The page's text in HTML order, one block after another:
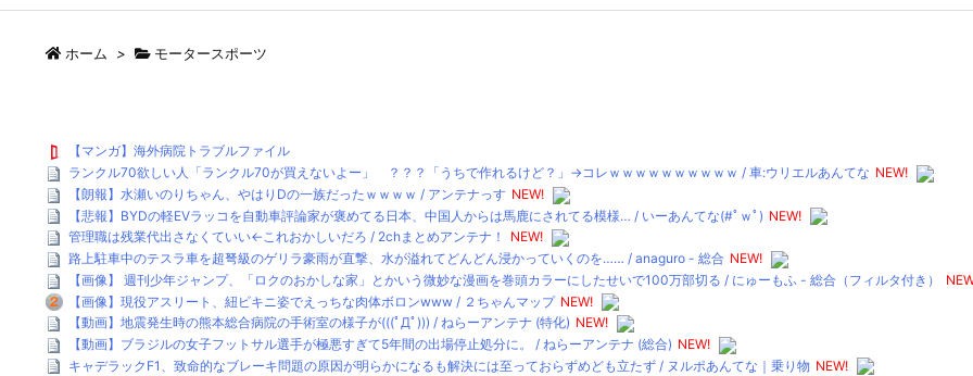
ホーム > モータースポーツ
【マンガ】海外病院トラブルファイル
ランクル70欲しい人「ランクル70が買えないよー」 ？？？「うちで作れるけど？」→コレｗｗｗｗｗｗｗｗｗｗ / 車:ウリエルあんてな NEW!
【朗報】水瀬いのりちゃん、やはりDの一族だったｗｗｗｗ / アンテナっす NEW!
【悲報】BYDの軽EVラッコを自動車評論家が褒めてる日本、中国人からは馬鹿にされてる模様… / いーあんてな(#ﾟｗﾟ) NEW!
管理職は残業代出さなくていい←これおかしいだろ / 2chまとめアンテナ！
NEW!
路上駐車中のテスラ車を超弩級のゲリラ豪雨が直撃、水が溢れてどんどん浸かっていくのを…… / anaguro - 総合 NEW!
【画像】 週刊少年ジャンプ、「ロクのおかしな家」とかいう微妙な漫画を巻頭カラーにしたせいで100万部切る / にゅーもふ - 総合（フィルタ付き）
【画像】現役アスリート、紐ビキニ姿でえっちな肉体ボロンwww / ２ちゃんマップ NEW!
【動画】地震発生時の熊本総合病院の手術室の様子が(((ﾟДﾟ))) / ねらーアンテナ (特化) NEW!
【動画】ブラジルの女子フットサル選手が極悪すぎて5年間の出場停止処分に。 / ねらーアンテナ (総合) NEW!
キャデラックF1、致命的なブレーキ問題の原因が明らかになるも解決には至っておらずめども立たず / ヌルポあんてな｜乗り物 NEW!